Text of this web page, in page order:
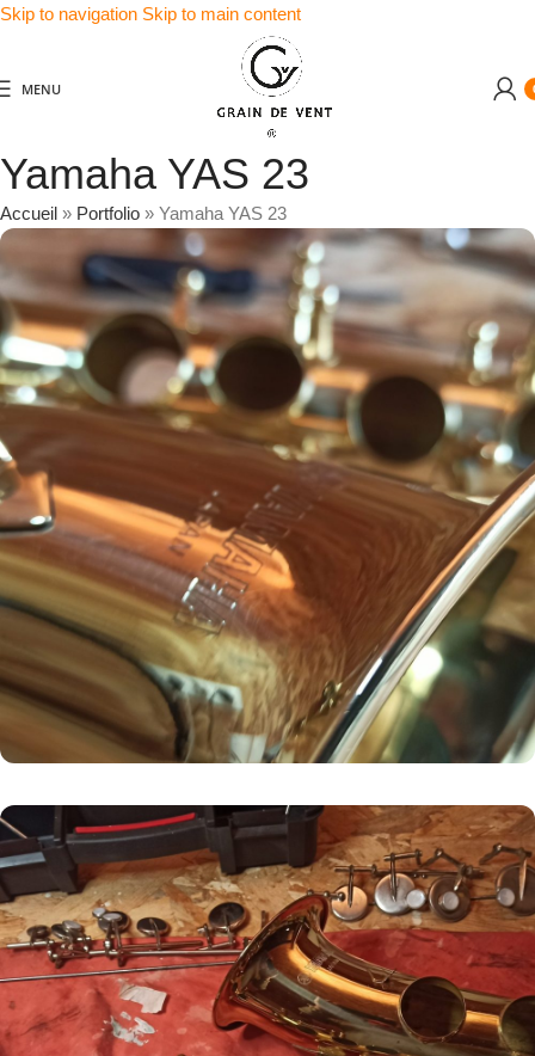
Skip to navigation Skip to main content
MENU
Yamaha YAS 23
Accueil » Portfolio » Yamaha YAS 23